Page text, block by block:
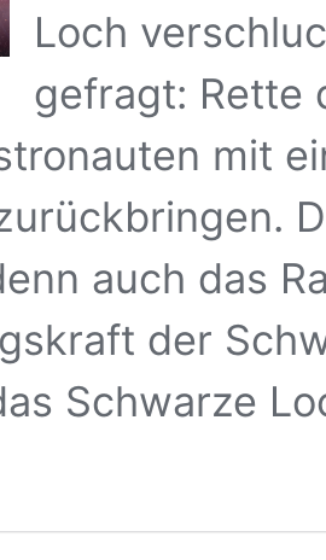
Loch
gefragt: Rette
mit
auch das
der
Schwarze